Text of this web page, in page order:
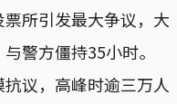
所引发最大争议，大
警方僵持35小时。
议，高峰时逾三万人